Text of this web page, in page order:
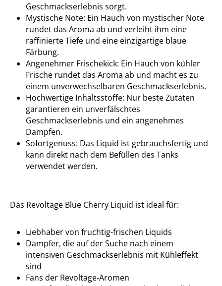
Geschmackserlebnis sorgt.
Mystische Note: Ein Hauch von mystischer Note
rundet das Aroma ab und verleiht ihm eine
raffinierte Tiefe und eine einzigartige blaue
Färbung.
Angenehmer Frischekick: Ein Hauch von kühler
Frische rundet das Aroma ab und macht es zu
einem unverwechselbaren Geschmackserlebnis.
Hochwertige Inhaltsstoffe: Nur beste Zutaten
garantieren ein unverfälschtes
Geschmackserlebnis und ein angenehmes
Dampfen.
Sofortgenuss: Das Liquid ist gebrauchsfertig und
kann direkt nach dem Befüllen des Tanks
verwendet werden.
Das Revoltage Blue Cherry Liquid ist ideal für:
Liebhaber von fruchtig-frischen Liquids
Dampfer, die auf der Suche nach einem
intensiven Geschmackserlebnis mit Kühleffekt
sind
Fans der Revoltage-Aromen